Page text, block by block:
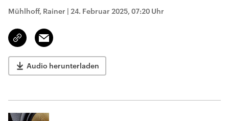
Mühlhoff, Rainer | 24. Februar 2025, 07:20 Uhr
Link
kopieren/teilen
Email
Audio herunterladen